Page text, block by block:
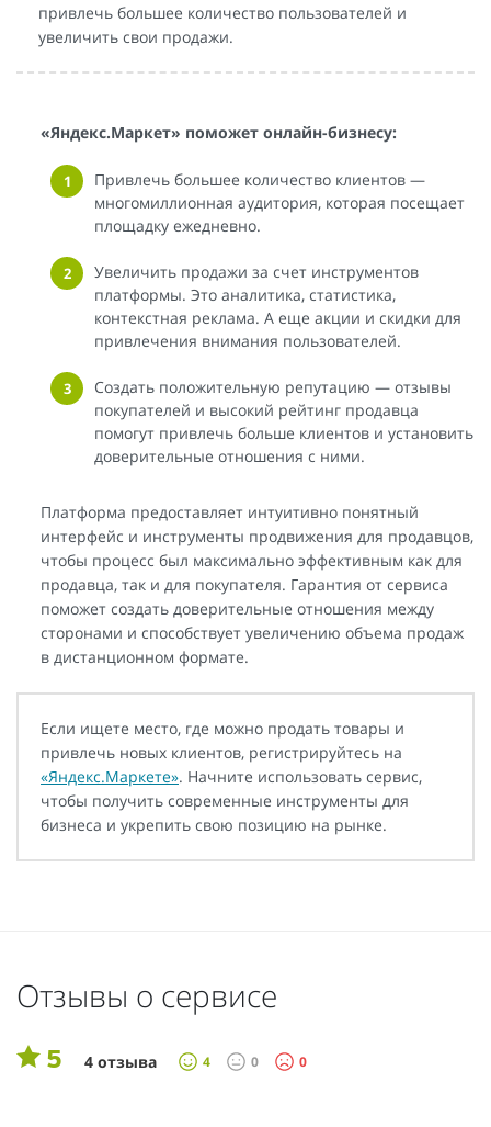
привлечь большее количество пользователей и
увеличить свои продажи.
«Яндекс.Маркет» поможет онлайн-бизнесу:
Привлечь большее количество клиентов —
многомиллионная аудитория, которая посещает
площадку ежедневно.
Увеличить продажи за счет инструментов
платформы. Это аналитика, статистика,
контекстная реклама. А еще акции и скидки для
привлечения внимания пользователей.
Создать положительную репутацию — отзывы
покупателей и высокий рейтинг продавца
помогут привлечь больше клиентов и установить
доверительные отношения с ними.
Платформа предоставляет интуитивно понятный
интерфейс и инструменты продвижения для продавцов,
чтобы процесс был максимально эффективным как для
продавца, так и для покупателя. Гарантия от сервиса
поможет создать доверительные отношения между
сторонами и способствует увеличению объема продаж
в дистанционном формате.
Если ищете место, где можно продать товары и
привлечь новых клиентов, регистрируйтесь на
«Яндекс.Маркете». Начните использовать сервис,
чтобы получить современные инструменты для
бизнеса и укрепить свою позицию на рынке.
Отзывы о сервисе
5 4 отзыва 4 0 0